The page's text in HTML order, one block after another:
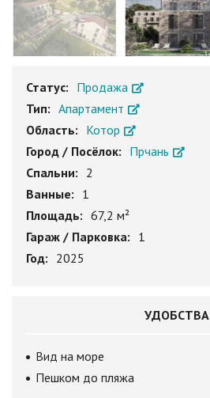
Статус: Продажа
Тип: Апартамент
Область: Котор
Город / Посёлок: Прчань
Спальни: 2
Ванные: 1
Площадь: 67,2 м²
Гараж / Парковка: 1
Год: 2025
УДОБСТВА
Вид на море
Пешком до пляжа